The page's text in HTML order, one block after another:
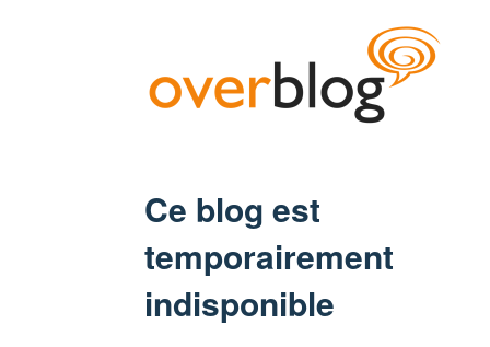
Ce blog est
temporairement
indisponible